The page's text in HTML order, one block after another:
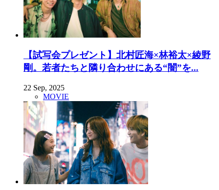
【試写会プレゼント】北村匠海×林裕太×綾野
剛。若者たちと隣り合わせにある“闇”を...
22 Sep, 2025
MOVIE